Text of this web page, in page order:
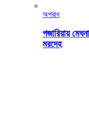
অপরাধ
গজারিয়ায়
মরদেহ